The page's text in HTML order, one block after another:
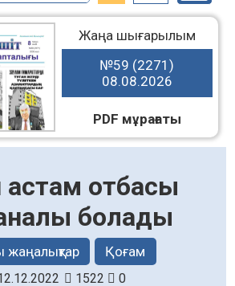
Жаңа шығарылым
№59 (2271)
08.08.2026
PDF мұрағаты
астам отбасы
болады
жаңалықтар Қоғам
1522 0